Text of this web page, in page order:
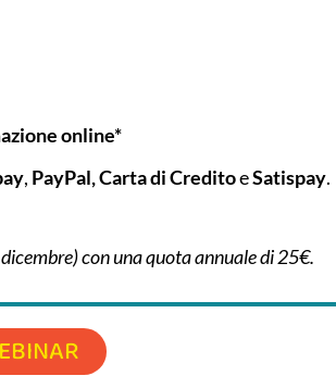
online*
, PayPal, Carta di CreditoeSatispay.
con una quota annuale di 25€.